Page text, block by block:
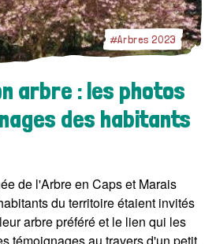
#Arbres 2023
arbre : les photos
des habitants
de l'Arbre en Caps et Marais
du territoire étaient invités
arbre préféré et le lien qui les